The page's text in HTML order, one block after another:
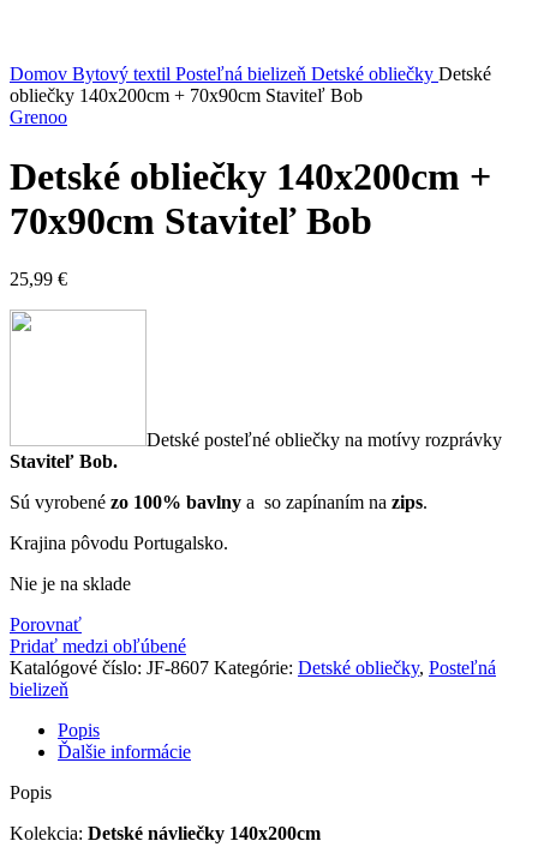
Domov Bytový textil Posteľná bielizeň Detské obliečky Detské
obliečky 140x200cm + 70x90cm Staviteľ Bob
Grenoo
Detské obliečky 140x200cm +
70x90cm Staviteľ Bob
25,99 €
Detské posteľné obliečky na motívy rozprávky
Staviteľ Bob.
Sú vyrobené zo 100% bavlny a so zapínaním na zips.
Krajina pôvodu Portugalsko.
Nie je na sklade
Porovnať
Pridať medzi obľúbené
Katalógové číslo: JF-8607 Kategórie: Detské obliečky, Posteľná
bielizeň
Popis
Ďalšie informácie
Popis
Kolekcia: Detské návliečky 140x200cm